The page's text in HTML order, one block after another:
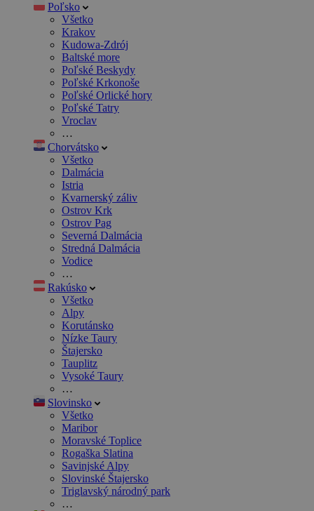
Poľsko
Všetko
Krakov
Kudowa-Zdrój
Baltské more
Poľské Beskydy
Poľské Krkonoše
Poľské Orlické hory
Poľské Tatry
Vroclav
…
Chorvátsko
Všetko
Dalmácia
Istria
Kvarnerský záliv
Ostrov Krk
Ostrov Pag
Severná Dalmácia
Stredná Dalmácia
Vodice
…
Rakúsko
Všetko
Alpy
Korutánsko
Nízke Taury
Štajersko
Tauplitz
Vysoké Taury
…
Slovinsko
Všetko
Maribor
Moravské Toplice
Rogaška Slatina
Savinjské Alpy
Slovinské Štajersko
Triglavský národný park
…